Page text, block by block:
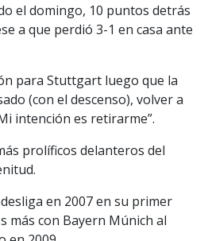
el domingo, 10 puntos detrás
a que perdió 3-1 en casa ante
para Stuttgart luego que la
(con el descenso), volver a
intención es retirarme”.
prolíficos delanteros del
en 2007 en su primer
más con Bayern Múnich al